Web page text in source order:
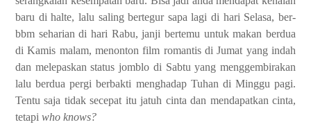
baru di halte, lalu saling bertegur sapa lagi di hari Selasa, ber-
bbm seharian di hari Rabu, janji bertemu untuk makan berdua
di Kamis malam, menonton film romantis di Jumat yang indah
dan melepaskan status jomblo di Sabtu yang menggembirakan
lalu berdua pergi berbakti menghadap Tuhan di Minggu pagi.
Tentu saja tidak secepat itu jatuh cinta dan mendapatkan cinta,
tetapi who knows?